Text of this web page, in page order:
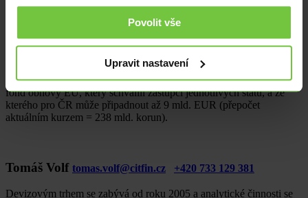
Povolit vše
Upravit nastavení
nákupy zbytného zboží a zboží dlouhodobé spotřeby, mezi které
patří právě nákup automobilu.
Češi však v posledních týdnech dokazují, že se černých scénářů
dále pomáhat vládní programy na udržitelnost zaměstnanosti a
podpory firem. V neposlední řadě k obnově ekonomik přispěje také
fond obnovy EU, který schválili zástupci jednotlivých států, a ze
kterého pro ČR může připadnout až 9 mld. EUR (přepočet
aktuálním kurzem = 238 mld. korun).
Tomáš Volf tomas.volf@citfin.cz +420 733 129 381
Devizovým trhem se zabývá od roku 2005 a analytické činnosti se